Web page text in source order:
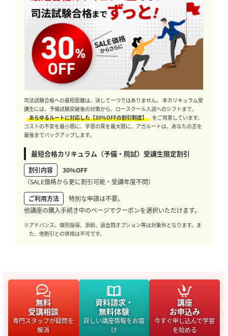
司法試験合格への最短距離は、決して一つではありません。 本カリキュラム受
講生には、予備試験突破後の対策から、ロースクール入試へのシフトまで、
あらゆるルートに対応した【30%OFFの割引制度】
をご用意しています。
コストの不安を最小限に、学習の質を最大限に。アガルートは、あなたの志を
最後までバックアップします。
最短合格カリキュラム（予備・院試）受講生限定割引
割引内容
30%OFF
（SALE価格から更に割引可能・受講年度不問）
ご利用方法
特別な申請は不要。
他講座の購入手続き中のページでクーポンを選択いただけます。
※アドバンス、個別指導、添削、過去問オプション等は対象外となります。ま
た、他割引との併用は不可です。
無料
受講相談
専門スタッフが疑問を
解消
資料請求・
無料体験
詳しい講座情報をお届
け
講座
お申込み
今すぐ申し込んで学習
を始める